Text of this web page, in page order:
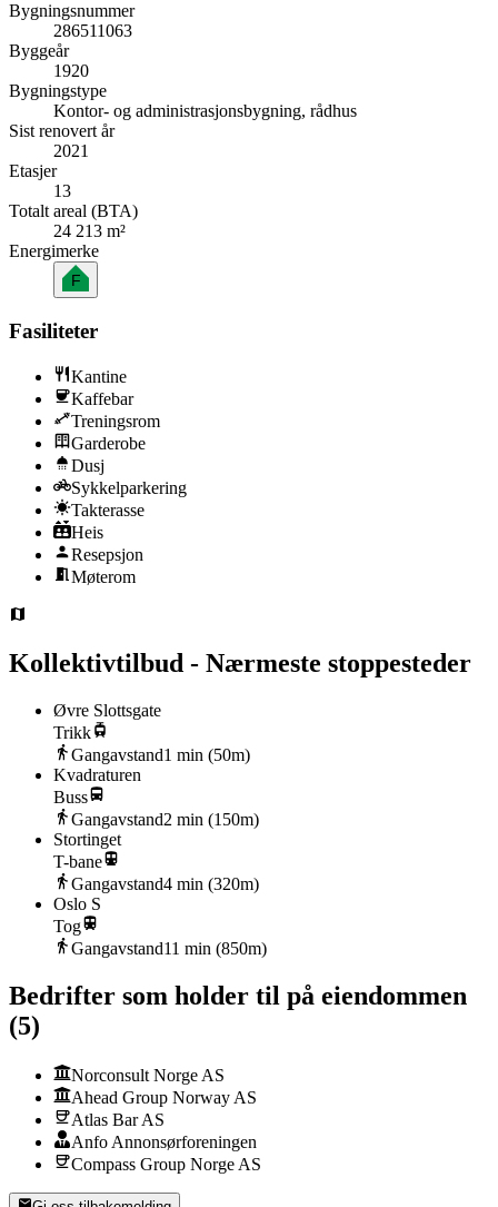
Bygningsnummer
286511063
Byggeår
1920
Bygningstype
Kontor- og administrasjonsbygning, rådhus
Sist renovert år
2021
Etasjer
13
Totalt areal (BTA)
24 213 m²
Energimerke
F
Fasiliteter
Kantine
Kaffebar
Treningsrom
Garderobe
Dusj
Sykkelparkering
Takterasse
Heis
Resepsjon
Møterom
Kollektivtilbud - Nærmeste stoppesteder
Øvre Slottsgate
Trikk
Gangavstand1 min (50m)
Kvadraturen
Buss
Gangavstand2 min (150m)
Stortinget
T-bane
Gangavstand4 min (320m)
Oslo S
Tog
Gangavstand11 min (850m)
Bedrifter som holder til på eiendommen
(5)
Norconsult Norge AS
Ahead Group Norway AS
Atlas Bar AS
Anfo Annonsørforeningen
Compass Group Norge AS